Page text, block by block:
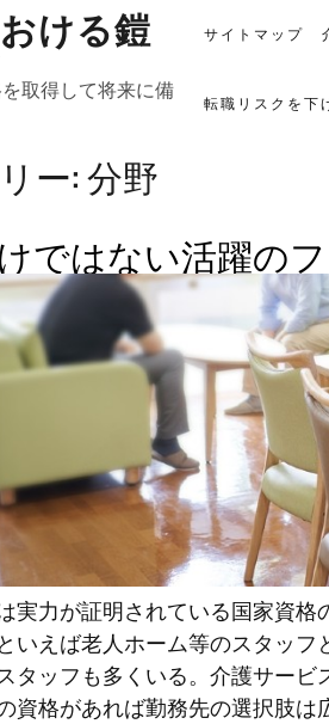
ける鎧
取得して将来に備
サイトマップ
転職リスクを下
ー:分野
ではない活躍の
実力が証明されている国家資格
いえば老人ホーム等のスタッ
タッフも多くいる。介護サービ
資格があれば勤務先の選択肢